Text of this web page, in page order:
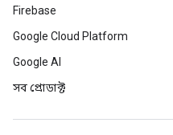
Firebase
Google Cloud Platform
Google AI
সব প্রোডাক্ট